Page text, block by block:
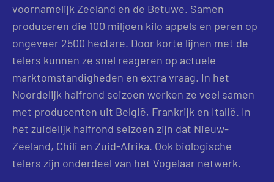
voornamelijk Zeeland en de Betuwe. Samen
produceren die 100 miljoen kilo appels en peren op
ongeveer 2500 hectare. Door korte lijnen met de
telers kunnen ze snel reageren op actuele
marktomstandigheden en extra vraag. In het
Noordelijk halfrond seizoen werken ze veel samen
met producenten uit België, Frankrijk en Italië. In
het zuidelijk halfrond seizoen zijn dat Nieuw-
Zeeland, Chili en Zuid-Afrika. Ook biologische
telers zijn onderdeel van het Vogelaar netwerk.